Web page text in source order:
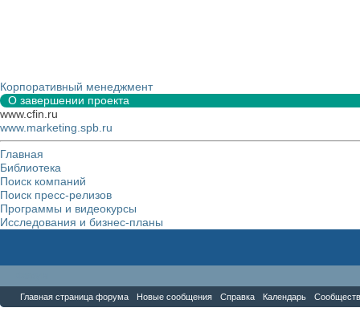
Корпоративный менеджмент
О завершении проекта
www.cfin.ru
www.marketing.spb.ru
Главная
Библиотека
Поиск компаний
Поиск пресс-релизов
Программы и видеокурсы
Исследования и бизнес-планы
Главная страница форума Новые сообщения Справка Календарь